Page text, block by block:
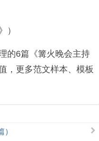
）
的6篇《篝火晚会主持
，更多范文样本、模板